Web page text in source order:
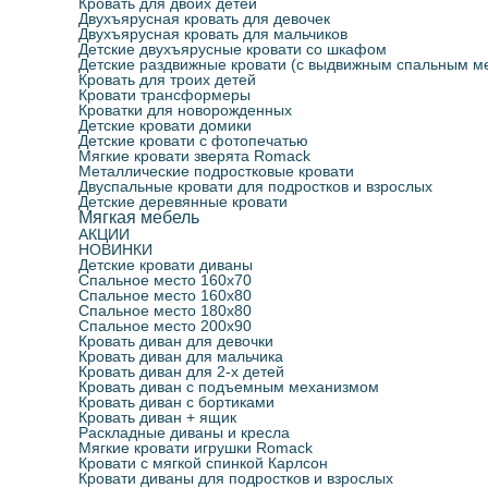
Двухъярусная кровать для девочек
Двухъярусная кровать для мальчиков
Детские двухъярусные кровати со шкафом
Детские раздвижные кровати (с выдвижным спальным
Кровать для троих детей
Кровати трансформеры
Кроватки для новорожденных
Детские кровати домики
Детские кровати с фотопечатью
Мягкие кровати зверята Romack
Металлические подростковые кровати
Двуспальные кровати для подростков и взрослых
Детские деревянные кровати
Мягкая мебель
АКЦИИ
НОВИНКИ
Детские кровати диваны
Спальное место 160х70
Спальное место 160х80
Спальное место 180х80
Спальное место 200х90
Кровать диван для девочки
Кровать диван для мальчика
Кровать диван для 2-х детей
Кровать диван с подъемным механизмом
Кровать диван с бортиками
Кровать диван + ящик
Раскладные диваны и кресла
Мягкие кровати игрушки Romack
Кровати с мягкой спинкой Карлсон
Кровати диваны для подростков и взрослых
Детские кровати чердаки
Мягкие кровати зверята Romack
Кроватки для новорожденных
Двуспальные кровати для подростков и взрослых
Металлические подростковые кровати
Кровать для троих детей
Детские деревянные кровати
Кровати трансформеры
С подъемным механизмом
Молния Маквин
Детские стулья
Навесные полки для детской
Парты школьные
Кровать диван с подъемным механизмом
Кровать диван с бортиками
Кровать диван + ящик
Раскладные диваны и кресла
Конверты для новорожденных
Фотошторы